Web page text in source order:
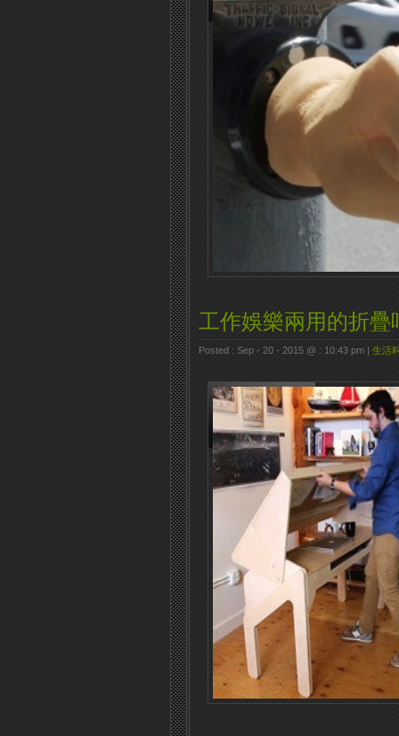
工作娛樂兩用的折疊
Posted : Sep - 20 - 2015 @ : 10:43 pm | 生活